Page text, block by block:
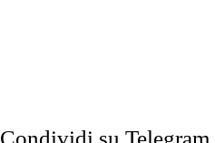
Condividi su Telegram